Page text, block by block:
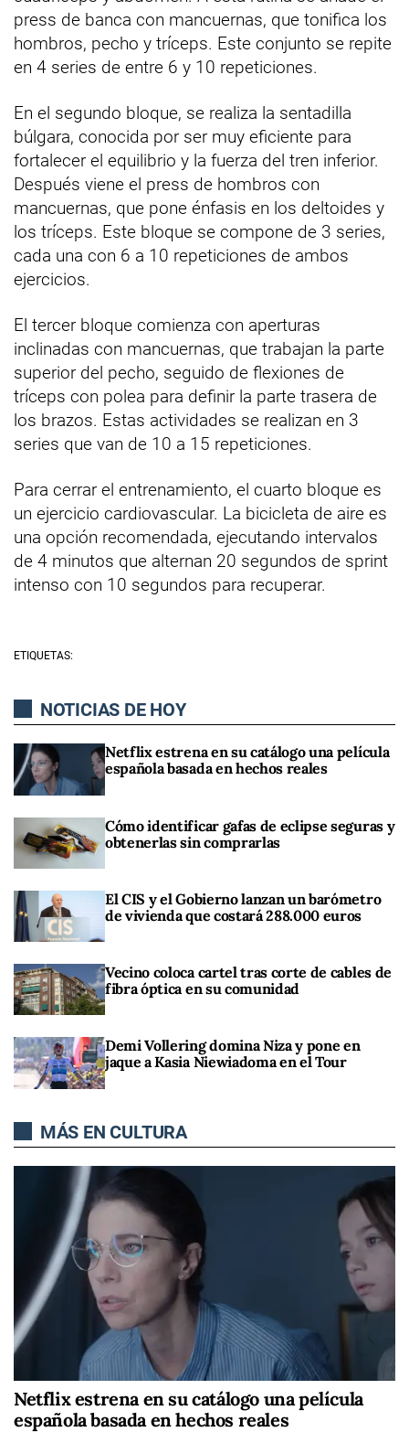
press de banca con mancuernas, que tonifica los
hombros, pecho y tríceps. Este conjunto se repite
en 4 series de entre 6 y 10 repeticiones.
En el segundo bloque, se realiza la sentadilla
búlgara, conocida por ser muy eficiente para
fortalecer el equilibrio y la fuerza del tren inferior.
Después viene el press de hombros con
mancuernas, que pone énfasis en los deltoides y
los tríceps. Este bloque se compone de 3 series,
cada una con 6 a 10 repeticiones de ambos
ejercicios.
El tercer bloque comienza con aperturas
inclinadas con mancuernas, que trabajan la parte
superior del pecho, seguido de flexiones de
tríceps con polea para definir la parte trasera de
los brazos. Estas actividades se realizan en 3
series que van de 10 a 15 repeticiones.
Para cerrar el entrenamiento, el cuarto bloque es
un ejercicio cardiovascular. La bicicleta de aire es
una opción recomendada, ejecutando intervalos
de 4 minutos que alternan 20 segundos de sprint
intenso con 10 segundos para recuperar.
ETIQUETAS:
NOTICIAS DE HOY
Netflix estrena en su catálogo una película
española basada en hechos reales
Cómo identificar gafas de eclipse seguras y
obtenerlas sin comprarlas
El CIS y el Gobierno lanzan un barómetro
de vivienda que costará 288.000 euros
Vecino coloca cartel tras corte de cables de
fibra óptica en su comunidad
Demi Vollering domina Niza y pone en
jaque a Kasia Niewiadoma en el Tour
MÁS EN CULTURA
Netflix estrena en su catálogo una película
española basada en hechos reales